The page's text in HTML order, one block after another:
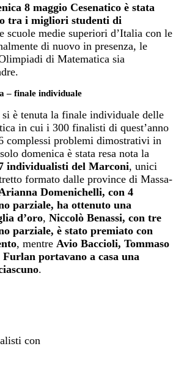
8 maggio Cesenatico è stata
tra i migliori studenti di
scuole medie superiori d’Italia con le
di nuovo in presenza, le
di Matematica sia
– finale individuale
è tenuta la finale individuale delle
in cui i 300 finalisti di quest’anno
complessi problemi dimostrativi in
domenica è stata resa nota la
individualisti del Marconi, unici
formato dalle province di Massa-
Domenichelli, con 4
parziale, ha ottenuto una
d’oro, Niccolò Benassi, con tre
parziale, è stato premiato con
, mentre Avio Baccioli, Tommaso
portavano a casa una
.